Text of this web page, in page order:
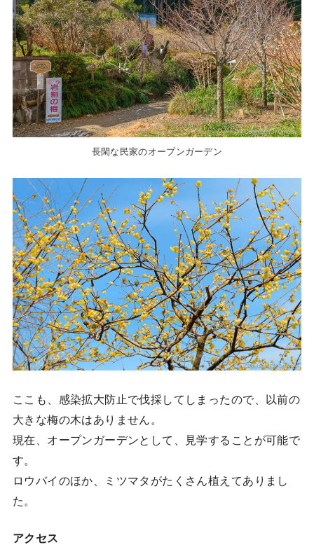
長閑な民家のオープンガーデン
ここも、感染拡大防止で伐採してしまったので、以前の
大きな梅の木はありません。
現在、オープンガーデンとして、見学することが可能で
す。
ロウバイのほか、ミツマタがたくさん植えてありまし
た。
アクセス